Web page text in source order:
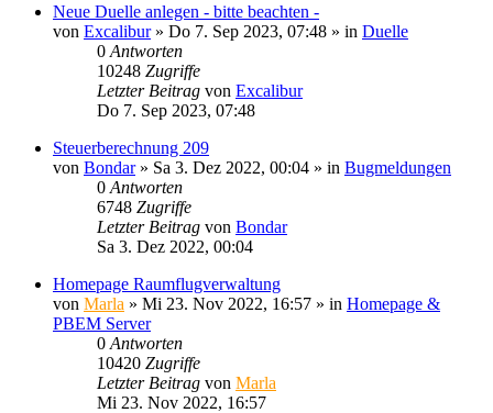
Neue Duelle anlegen - bitte beachten -
von Excalibur» Do 7. Sep 2023, 07:48 » in Duelle
0 Antworten
10248 Zugriffe
Letzter Beitrag von Excalibur
Do 7. Sep 2023, 07:48
Steuerberechnung 209
von Bondar» Sa 3. Dez 2022, 00:04 » in Bugmeldungen
0 Antworten
6748 Zugriffe
Letzter Beitrag von Bondar
Sa 3. Dez 2022, 00:04
Homepage Raumflugverwaltung
von Marla » Mi 23. Nov 2022, 16:57 » in Homepage &
PBEM Server
0 Antworten
10420 Zugriffe
Letzter Beitrag von Marla
Mi 23. Nov 2022, 16:57